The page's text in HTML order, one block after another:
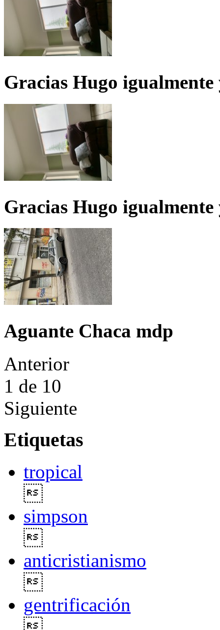
Gracias Hugo igualmente
Gracias Hugo igualmente
Aguante Chaca mdp
Anterior
1 de 10
Siguiente
Etiquetas
tropical
simpson
anticristianismo
gentrificación